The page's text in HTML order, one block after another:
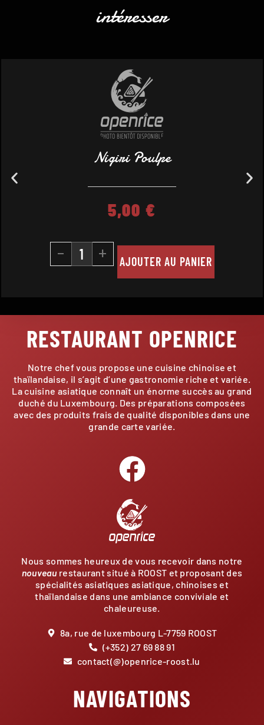
intéresser
Nigiri Poulpe
5,00 €
- + AJOUTER AU PANIER
RESTAURANT OPENRICE
Notre chef vous propose une cuisine chinoise et
thaïlandaise, il s’agit d’une gastronomie riche et variée.
La cuisine asiatique connaît un énorme succès au grand
duché du Luxembourg. Des préparations composées
avec des produits frais de qualité disponibles dans une
grande carte variée.
Nous sommes heureux de vous recevoir dans notre
nouveau restaurant situé à ROOST et proposant des
spécialités asiatiques asiatique, chinoises et
thaïlandaise dans une ambiance conviviale et
chaleureuse.
8a, rue de luxembourg L-7759 ROOST
(+352) 27 69 88 91
contact(@)openrice-roost.lu
NAVIGATIONS